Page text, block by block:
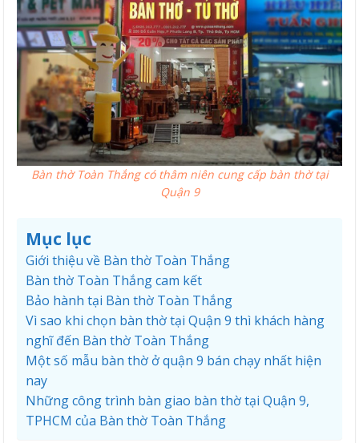
Bàn thờ Toàn Thắng có thâm niên cung cấp bàn thờ tại
Quận 9
Mục lục
Giới thiệu về Bàn thờ Toàn Thắng
Bàn thờ Toàn Thắng cam kết
Bảo hành tại Bàn thờ Toàn Thắng
Vì sao khi chọn bàn thờ tại Quận 9 thì khách hàng
nghĩ đến Bàn thờ Toàn Thắng
Một số mẫu bàn thờ ở quận 9 bán chạy nhất hiện
nay
Những công trình bàn giao bàn thờ tại Quận 9,
TPHCM của Bàn thờ Toàn Thắng